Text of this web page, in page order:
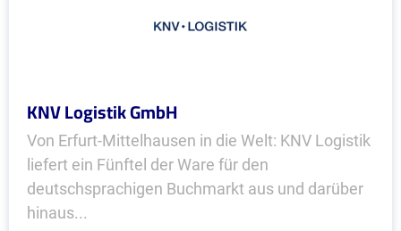
KNV Logistik GmbH
Von Erfurt-Mittelhausen in die Welt: KNV Logistik
liefert ein Fünftel der Ware für den
deutschsprachigen Buchmarkt aus und darüber
hinaus...